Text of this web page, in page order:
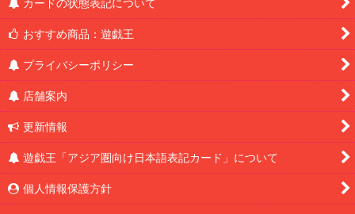
カードの状態表記について
おすすめ商品：遊戯王
プライバシーポリシー
店舗案内
更新情報
遊戯王「アジア圏向け日本語表記カード」について
個人情報保護方針